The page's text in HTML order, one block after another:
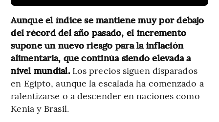
Aunque el índice se mantiene muy por debajo
del récord del año pasado, el incremento
supone un nuevo riesgo para la inflación
alimentaria, que continúa siendo elevada a
nivel mundial.Los precios siguen disparados
en Egipto, aunque la escalada ha comenzado a
ralentizarse o a descender en naciones como
Kenia y Brasil.